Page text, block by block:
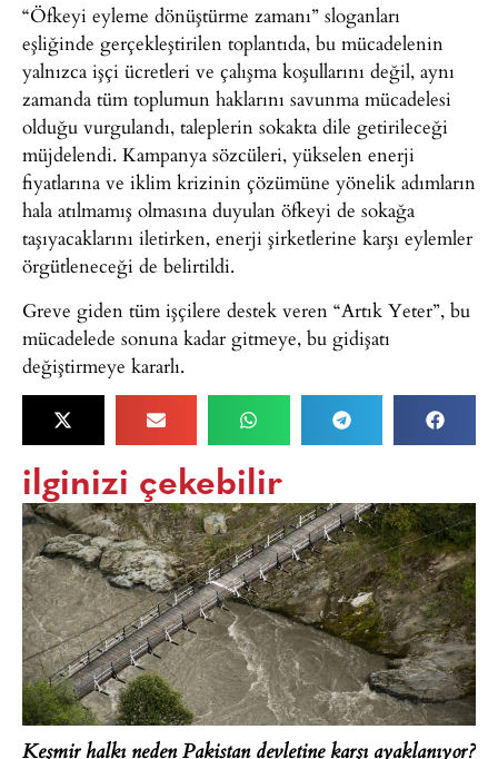
“Öfkeyi eyleme dönüştürme zamanı” sloganları
eşliğinde gerçekleştirilen toplantıda, bu mücadelenin
yalnızca işçi ücretleri ve çalışma koşullarını değil, aynı
zamanda tüm toplumun haklarını savunma mücadelesi
olduğu vurgulandı, taleplerin sokakta dile getirileceği
müjdelendi. Kampanya sözcüleri, yükselen enerji
fiyatlarına ve iklim krizinin çözümüne yönelik adımların
hala atılmamış olmasına duyulan öfkeyi de sokağa
taşıyacaklarını iletirken, enerji şirketlerine karşı eylemler
örgütleneceği de belirtildi.
Greve giden tüm işçilere destek veren “Artık Yeter”, bu
mücadelede sonuna kadar gitmeye, bu gidişatı
değiştirmeye kararlı.
ilginizi çekebilir